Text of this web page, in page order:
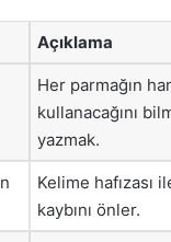
Açıklama
Her parmağın
kullanacağını
yazmak.
Kelime hafızası
kaybını önler.